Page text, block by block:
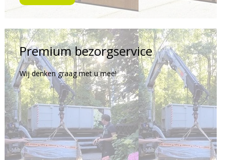
Premium bezorgservice
Wij denken graag met u mee!